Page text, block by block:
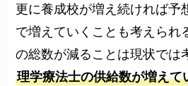
更に養成校が増え続ければ予
で増えていくことも考えられ
の総数が減ることは現状では
理学療法士の供給数が増えて